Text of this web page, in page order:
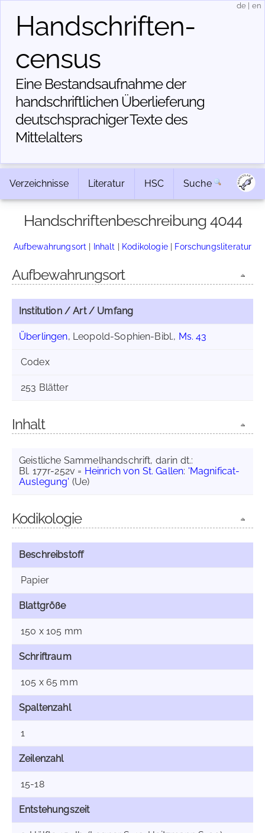
Handschriften­
census
Eine Bestandsaufnahme der
handschriftlichen Über­lieferung
deutschsprachiger Texte des
Mittelalters
de en
Verzeichnisse Literatur HSC Suche
Handschriftenbeschreibung 4044
Aufbewahrungsort | Inhalt | Kodikologie| Forschungsliteratur
Aufbewahrungsort
Institution / Art / Umfang
Überlingen, Leopold-Sophien-Bibl., Ms. 43
Codex
253 Blätter
Inhalt
Geistliche Sammelhandschrift, darin dt.:
Bl. 177r-252v = Heinrich von St. Gallen: 'Magnificat-
Auslegung' (Ue)
Kodikologie
Beschreibstoff
Papier
Blattgröße
150 x 105 mm
Schriftraum
105 x 65 mm
Spaltenzahl
1
Zeilenzahl
15-18
Entstehungszeit